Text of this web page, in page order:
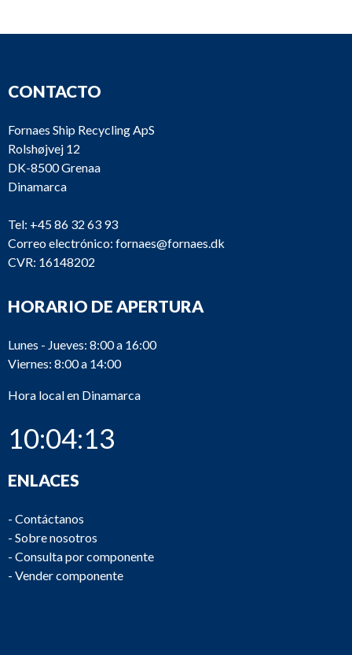
CONTACTO
Fornaes Ship Recycling ApS
Rolshøjvej 12
DK-8500 Grenaa
Dinamarca
Tel: +45 86 32 63 93
Correo electrónico: fornaes@fornaes.dk
CVR: 16148202
HORARIO DE APERTURA
Lunes - Jueves: 8:00 a 16:00
Viernes: 8:00 a 14:00
Hora local en Dinamarca
10:04:13
ENLACES
- Contáctanos
- Sobre nosotros
- Consulta por componente
- Vender componente